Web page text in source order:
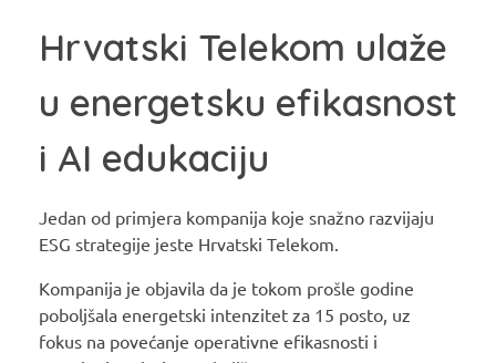
Hrvatski Telekom ulaže
u energetsku efikasnost
i AI edukaciju
Jedan od primjera kompanija koje snažno razvijaju
ESG strategije jeste Hrvatski Telekom.
Kompanija je objavila da je tokom prošle godine
poboljšala energetski intenzitet za 15 posto, uz
fokus na povećanje operativne efikasnosti i